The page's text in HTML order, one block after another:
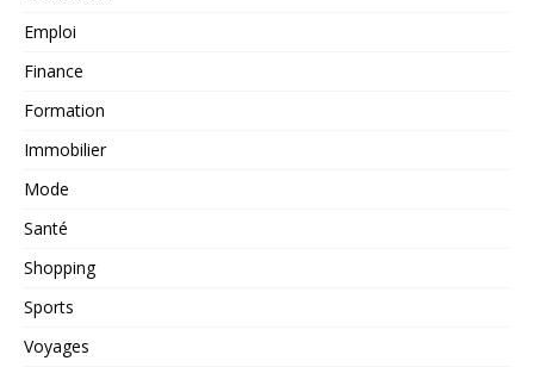
Emploi
Finance
Formation
Immobilier
Mode
Santé
Shopping
Sports
Voyages